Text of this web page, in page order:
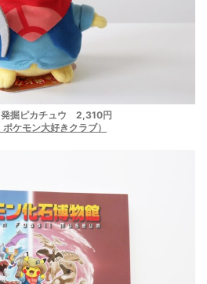
発掘ピカチュウ 2,310円
ポケモン大好きクラブ）